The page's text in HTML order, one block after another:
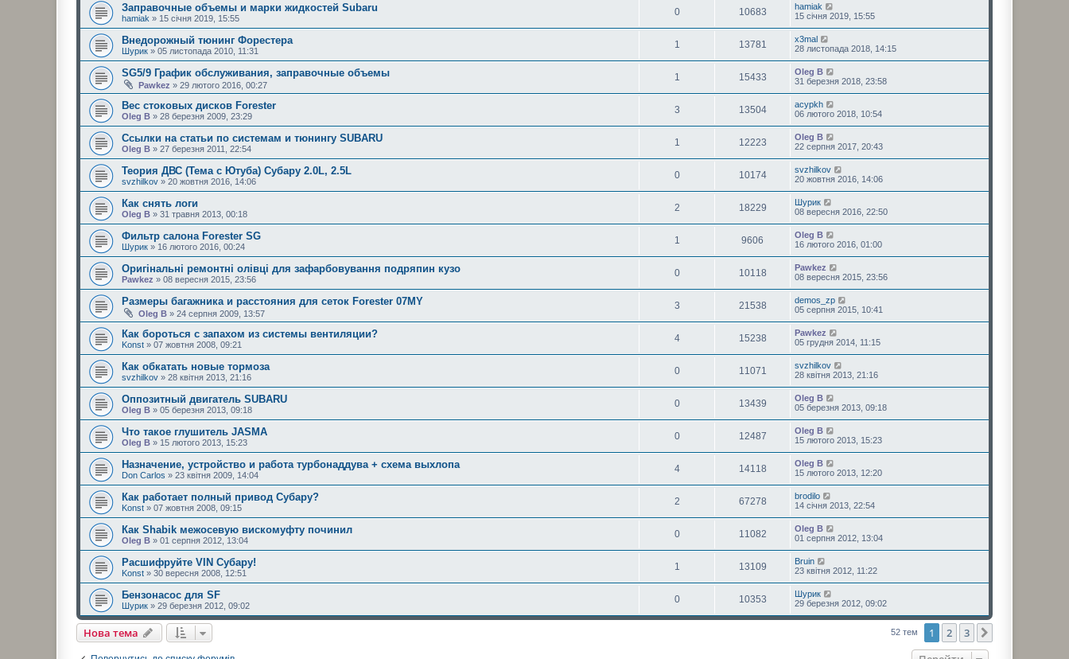
Заправочные объемы и марки жидкостей Subaru
hamiak » 15 січня 2019, 15:55
0 10683
hamiak
15 січня 2019, 15:55
Внедорожный тюнинг Форестера
Шурик » 05 листопада 2010, 11:31
1 13781
x3mal
28 листопада 2018, 14:15
SG5/9 График обслуживания, заправочные объемы
Pawkez » 29 лютого 2016, 00:27
1 15433
Oleg B
31 березня 2018, 23:58
Вес стоковых дисков Forester
Oleg B » 28 березня 2009, 23:29
3 13504
acypkh
06 лютого 2018, 10:54
Ссылки на статьи по системам и тюнингу SUBARU
Oleg B » 27 березня 2011, 22:54
1 12223
Oleg B
22 серпня 2017, 20:43
Теория ДВС (Тема с Ютуба) Субару 2.0L, 2.5L
svzhilkov » 20 жовтня 2016, 14:06
0 10174
svzhilkov
20 жовтня 2016, 14:06
Как снять логи
Oleg B » 31 травня 2013, 00:18
2 18229
Шурик
08 вересня 2016, 22:50
Фильтр салона Forester SG
Шурик » 16 лютого 2016, 00:24
1 9606
Oleg B
16 лютого 2016, 01:00
Оригінальні ремонтні олівці для зафарбовування подряпин кузо
Pawkez » 08 вересня 2015, 23:56
0 10118
Pawkez
08 вересня 2015, 23:56
Размеры багажника и расстояния для сеток Forester 07MY
Oleg B » 24 серпня 2009, 13:57
3 21538
demos_zp
05 серпня 2015, 10:41
Как бороться с запахом из системы вентиляции?
Konst » 07 жовтня 2008, 09:21
4 15238
Pawkez
05 грудня 2014, 11:15
Как обкатать новые тормоза
svzhilkov » 28 квітня 2013, 21:16
0 11071
svzhilkov
28 квітня 2013, 21:16
Оппозитный двигатель SUBARU
Oleg B » 05 березня 2013, 09:18
0 13439
Oleg B
05 березня 2013, 09:18
Что такое глушитель JASMA
Oleg B » 15 лютого 2013, 15:23
0 12487
Oleg B
15 лютого 2013, 15:23
Назначение, устройство и работа турбонаддува + схема выхлопа
Don Carlos » 23 квітня 2009, 14:04
4 14118
Oleg B
15 лютого 2013, 12:20
Как работает полный привод Субару?
Konst » 07 жовтня 2008, 09:15
2 67278
brodilo
14 січня 2013, 22:54
Как Shabik межосевую вискомуфту починил
Oleg B » 01 серпня 2012, 13:04
0 11082
Oleg B
01 серпня 2012, 13:04
Расшифруйте VIN Субару!
Konst » 30 вересня 2008, 12:51
1 13109
Bruin
23 квітня 2012, 11:22
Бензонасос для SF
Шурик » 29 березня 2012, 09:02
0 10353
Шурик
29 березня 2012, 09:02
Нова тема 52 тем 1 2 3